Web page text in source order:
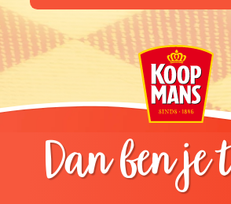
Dan ben